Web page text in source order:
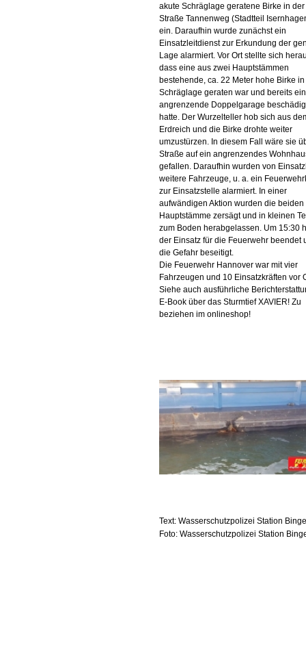
akute Schräglage geratene Birke in der
Straße Tannenweg (Stadtteil
ein. Daraufhin wurde zunächst ein
Einsatzleitdienst zur Erkundung der
Lage alarmiert. Vor Ort stellte sich
dass eine aus zwei Hauptstämmen
bestehende, ca. 22 Meter hohe Birke
Schräglage geraten war und bereits
angrenzende Doppelgarage
hatte. Der Wurzelteller hob sich aus
Erdreich und die Birke drohte weiter
umzustürzen. In diesem Fall wäre sie
Straße auf ein angrenzendes
gefallen. Daraufhin wurden von
weitere Fahrzeuge, u. a. ein
zur Einsatzstelle alarmiert. In einer
aufwändigen Aktion wurden die beiden
Hauptstämme zersägt und in kleinen
zum Boden herabgelassen. Um 15:30
der Einsatz für die Feuerwehr beendet
die Gefahr beseitigt.
Die Feuerwehr Hannover war mit vier
Fahrzeugen und 10 Einsatzkräften vor
Siehe auch ausführliche
E-Book über das Sturmtief XAVIER! Zu
beziehen im onlineshop!
Text: Wasserschutzpolizei Station
Foto: Wasserschutzpolizei Station